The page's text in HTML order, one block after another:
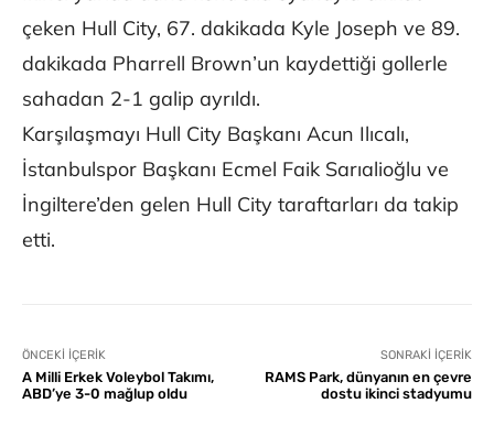
çeken Hull City, 67. dakikada Kyle Joseph ve 89.
dakikada Pharrell Brown’un kaydettiği gollerle
sahadan 2-1 galip ayrıldı.
Karşılaşmayı Hull City Başkanı Acun Ilıcalı,
İstanbulspor Başkanı Ecmel Faik Sarıalioğlu ve
İngiltere’den gelen Hull City taraftarları da takip
etti.
ÖNCEKI İÇERIK
A Milli Erkek Voleybol Takımı,
ABD’ye 3-0 mağlup oldu
SONRAKI İÇERIK
RAMS Park, dünyanın en çevre
dostu ikinci stadyumu